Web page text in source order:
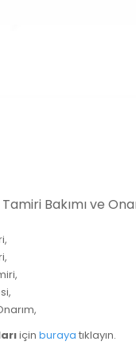
Bakımı ve
için buraya tıklayın.